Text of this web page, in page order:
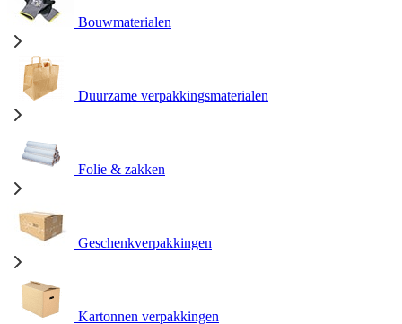
Bouwmaterialen
Duurzame verpakkingsmaterialen
Folie & zakken
Geschenkverpakkingen
Kartonnen verpakkingen